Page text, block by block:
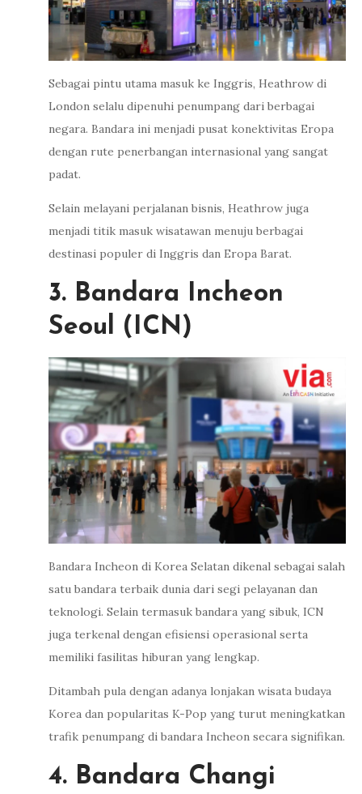
Sebagai pintu utama masuk ke Inggris, Heathrow di
London selalu dipenuhi penumpang dari berbagai
negara. Bandara ini menjadi pusat konektivitas Eropa
dengan rute penerbangan internasional yang sangat
padat.
Selain melayani perjalanan bisnis, Heathrow juga
menjadi titik masuk wisatawan menuju berbagai
destinasi populer di Inggris dan Eropa Barat.
3. Bandara Incheon
Seoul (ICN)
Bandara Incheon di Korea Selatan dikenal sebagai salah
satu bandara terbaik dunia dari segi pelayanan dan
teknologi. Selain termasuk bandara yang sibuk, ICN
juga terkenal dengan efisiensi operasional serta
memiliki fasilitas hiburan yang lengkap.
Ditambah pula dengan adanya lonjakan wisata budaya
Korea dan popularitas K-Pop yang turut meningkatkan
trafik penumpang di bandara Incheon secara signifikan.
4. Bandara Changi